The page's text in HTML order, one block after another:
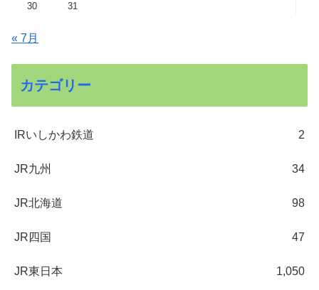
30
31
« 7月
カテゴリー
IRいしかわ鉄道 2
JR九州 34
JR北海道 98
JR四国 47
JR東日本 1,050